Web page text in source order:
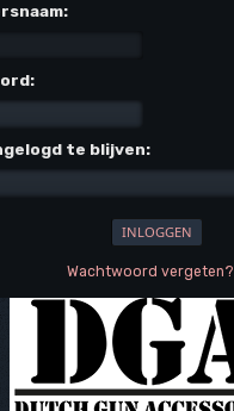
te blijven:
Wachtwoord vergeten?